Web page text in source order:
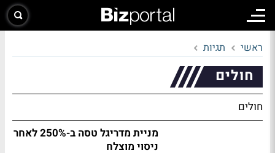
ראשי תגיות
חולים
חולים
מניית מדריגל טסה ב-250% לאחר
ניסוי מוצלח